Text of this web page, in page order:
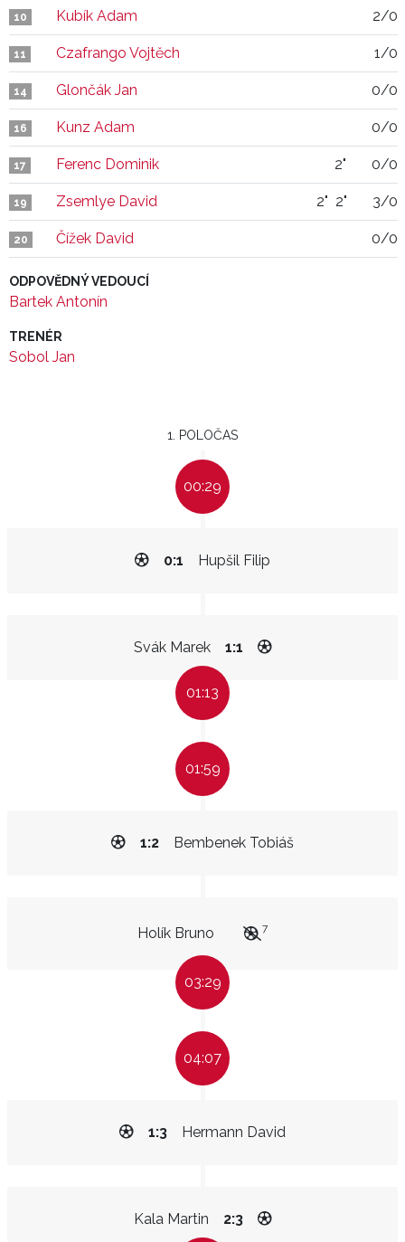
10 Kubík Adam 2/0
11 Czafrango Vojtěch 1/0
14 Glončák Jan 0/0
16 Kunz Adam 0/0
17 Ferenc Dominik 2" 0/0
19 Zsemlye David 2" 2" 3/0
20 Čížek David 0/0
ODPOVĚDNÝ VEDOUCÍ
Bartek Antonín
TRENÉR
Sobol Jan
1. POLOČAS
00:29
Hupšil Filip
0:1
Svák Marek 1:1
01:13
01:59
Bembenek Tobiáš
1:2
Holík Bruno 7
03:29
04:07
Hermann David
1:3
Kala Martin 2:3